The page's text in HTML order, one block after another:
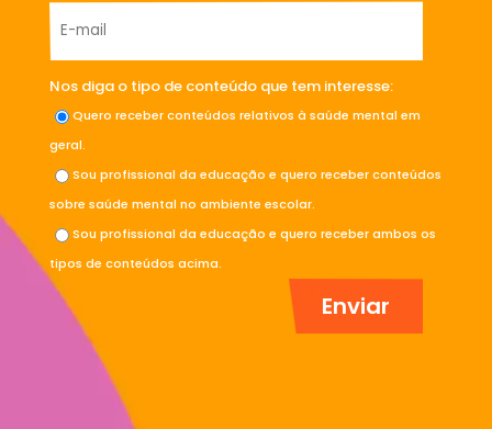
Nos diga o tipo de conteúdo que tem interesse:
Quero receber conteúdos relativos à saúde mental em
geral.
Sou profissional da educação e quero receber conteúdos
sobre saúde mental no ambiente escolar.
Sou profissional da educação e quero receber ambos os
tipos de conteúdos acima.